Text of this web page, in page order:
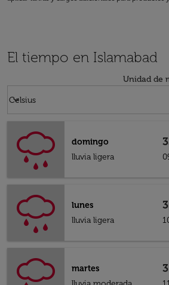
El tiempo en Islamabad
Unidad de
Celsius
keyboard_arrow_down
domingo
lluvia ligera
lunes
lluvia ligera
martes